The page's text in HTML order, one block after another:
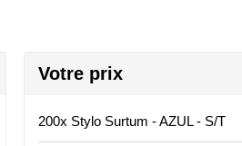
Votre prix
200x Stylo Surtum - AZUL - S/T